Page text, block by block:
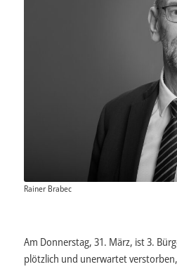
Rainer Brabec
Am Donnerstag, 31. März, ist 3.
plötzlich und unerwartet